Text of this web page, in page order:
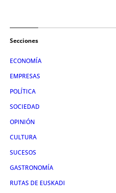
Secciones
ECONOMÍA
EMPRESAS
POLÍTICA
SOCIEDAD
OPINIÓN
CULTURA
SUCESOS
GASTRONOMÍA
RUTAS DE EUSKADI